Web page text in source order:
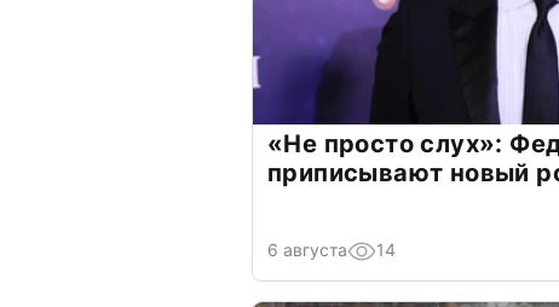
«Не просто слух»:
приписывают новый
6 августа 14